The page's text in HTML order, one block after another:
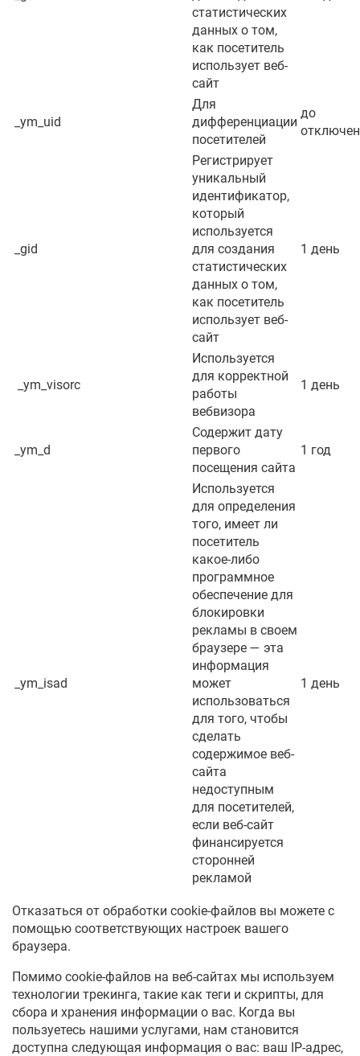
статистических
данных о том,
как посетитель
использует веб-
сайт
_ym_uid
Для
дифференциации
посетителей
до
_gid
Регистрирует
уникальный
идентификатор,
который
используется
для создания
статистических
данных о том,
как посетитель
использует веб-
сайт
1 день
_ym_visorc
Используется
для корректной
работы
вебвизора
1 день
_ym_d
Содержит дату
первого
посещения сайта
1 год
_ym_isad
Используется
для определения
того, имеет ли
посетитель
какое-либо
программное
обеспечение для
блокировки
рекламы в своем
браузере — эта
информация
может
использоваться
для того, чтобы
сделать
содержимое веб-
сайта
недоступным
для посетителей,
если веб-сайт
финансируется
сторонней
рекламой
1 день
Отказаться от обработки cookie-файлов вы можете с
помощью соответствующих настроек вашего
браузера.
Помимо cookie-файлов на веб-сайтах мы используем
технологии трекинга, такие как теги и скрипты, для
сбора и хранения информации о вас. Когда вы
пользуетесь нашими услугами, нам становится
доступна следующая информация о вас: ваш IP-адрес,